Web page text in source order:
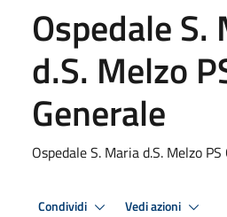
Ospedale S.
d.S. Melzo
Generale
Ospedale S. Maria d.S. Melzo
Condividi Vedi azioni